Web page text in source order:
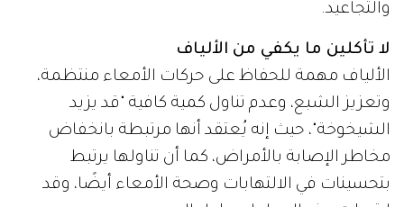
والتجاعيد.
لا تأكلين ما يكفي من الألياف
الألياف مهمة للحفاظ على حركات الأمعاء منتظمة،
وتعزيز الشبع، وعدم تناول كمية كافية "قد يزيد
الشيخوخة"، حيث إنه يُعتقد أنها مرتبطة بانخفاض
مخاطر الإصابة بالأمراض، كما أن تناولها يرتبط
بتحسينات في الالتهابات وصحة الأمعاء أيضًا، وقد